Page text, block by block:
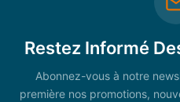
Restez Informé
Abonnez-vous à notre
première nos promotions,